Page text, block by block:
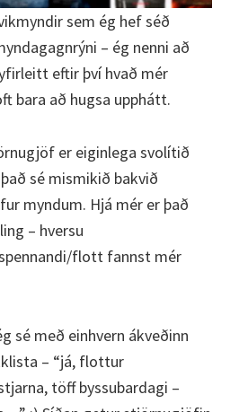
sem ég hef séð
– ég nenni að
eftir því hvað mér
bara að hugsa upphátt.
er eiginlega svolítið
sé mismikið bakvið
myndum. Hjá mér er það
– hversu
flott fannst mér
sé með einhvern ákveðinn
– “já, flottur
töff byssubardagi –